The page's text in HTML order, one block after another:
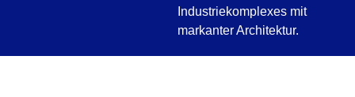
Industriekomplexes mit
markanter Architektur.